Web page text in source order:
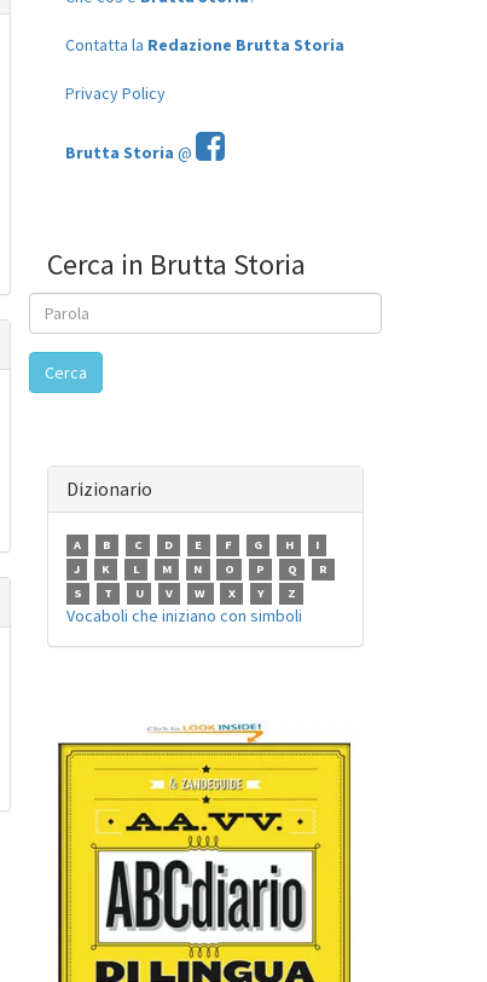
Contatta la Redazione Brutta Storia
Privacy Policy
Brutta Storia @
Cerca in Brutta Storia
Cerca
Dizionario
A B C D E F G H
I
J
K L M N O P Q
R
S
T U V W X Y Z
Vocaboli che iniziano con simboli